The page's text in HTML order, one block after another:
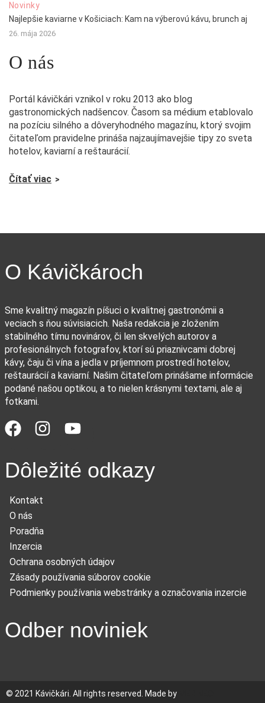
Novinky
Najlepšie kaviarne v Košiciach: Kam na výberovú kávu, brunch aj
26. mája 2026
O nás
Portál kávičkári vznikol v roku 2013 ako blog
gastronomických nadšencov. Časom sa médium etablovalo
na pozíciu silného a dôveryhodného magazínu, ktorý svojim
čitateľom pravidelne prináša najzaujímavejšie tipy zo sveta
hotelov, kaviarní a reštaurácií.
Čítať viac
O Kávičkároch
Sme kvalitný magazín píšuci o kvalitnej gastronómii a
veciach s ňou súvisiacich. Naša redakcia je zložením
stabilného tímu novinárov, či len skvelých autorov a
profesionálnych fotografov, ktorí sú priaznivcami dobrej
kávy, čaju či vína a jedla v príjemnom prostredí hotelov,
reštaurácií a kaviarní. Našim čitateľom prinášame informácie
podané našou optikou, a to nielen krásnymi textami, ale aj
fotkami.
Dôležité odkazy
Kontakt
O nás
Poradňa
Inzercia
Ochrana osobných údajov
Zásady používania súborov cookie
Podmienky používania webstránky a označovania inzercie
Odber noviniek
© 2021 Kávičkári. All rights reserved. Made by